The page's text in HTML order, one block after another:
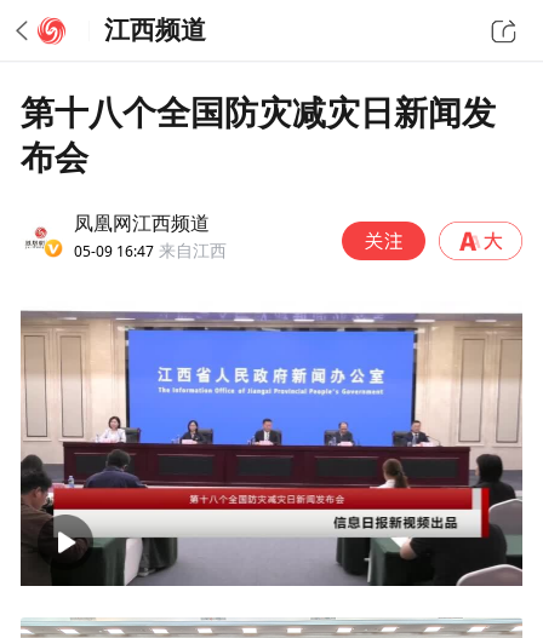
江西频道
第十八个全国防灾减灾日新闻发
布会
凤凰网江西频道
05-09 16:47 来自江西
00:00 31:22